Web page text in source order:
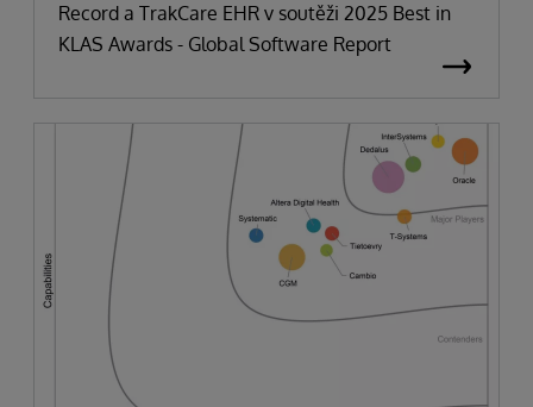
Record a TrakCare EHR v soutěži 2025 Best in
KLAS Awards - Global Software Report